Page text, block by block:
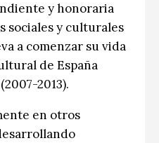
y honoraria
sociales y culturales
a comenzar su vida
de España
2013).
en otros